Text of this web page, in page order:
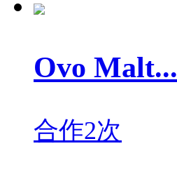
Ovo Malt...
合作2次